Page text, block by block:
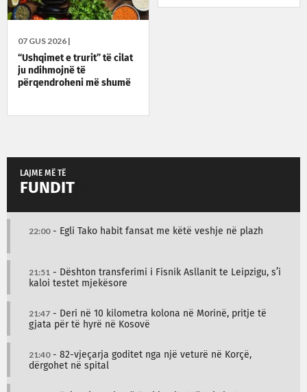
07 GUS 2026 |
“Ushqimet e trurit” të cilat
ju ndihmojnë të
përqendroheni më shumë
LAJME MË TË
FUNDIT
22:00- Egli Tako habit fansat me këtë veshje në plazh
21:51 - Dështon transferimi i Fisnik Asllanit te Leipzigu, s’i
kaloi testet mjekësore
21:47 - Deri në 10 kilometra kolona në Morinë, pritje të
gjata për të hyrë në Kosovë
21:40- 82-vjeçarja goditet nga një veturë në Korçë,
dërgohet në spital